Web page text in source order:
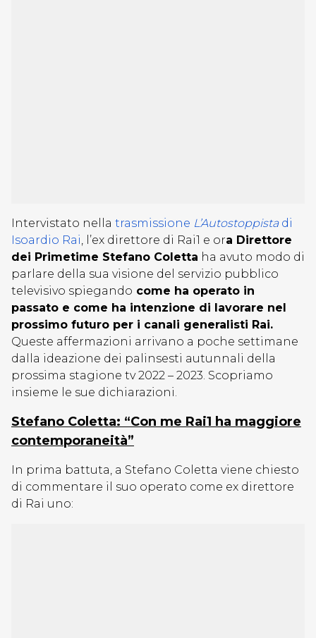
Intervistato nella trasmissione L’Autostoppistadi
Isoardio Rai, l’ex direttore di Rai1 e ora Direttore
dei Primetime Stefano Coletta ha avuto modo di
parlare della sua visione del servizio pubblico
televisivo spiegando come ha operato in
passato e come ha intenzione di lavorare nel
prossimo futuro per i canali generalisti Rai.
Queste affermazioni arrivano a poche settimane
dalla ideazione dei palinsesti autunnali della
prossima stagione tv 2022 – 2023. Scopriamo
insieme le sue dichiarazioni.
Stefano Coletta: “Con me Rai1 ha maggiore
contemporaneità”
In prima battuta, a Stefano Coletta viene chiesto
di commentare il suo operato come ex direttore
di Rai uno: